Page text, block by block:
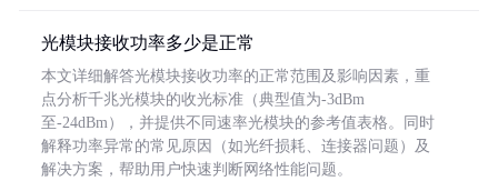
光模块接收功率多少是正常
本文详细解答光模块接收功率的正常范围及影响因素，重
点分析千兆光模块的收光标准（典型值为-3dBm
至-24dBm），并提供不同速率光模块的参考值表格。同时
解释功率异常的常见原因（如光纤损耗、连接器问题）及
解决方案，帮助用户快速判断网络性能问题。